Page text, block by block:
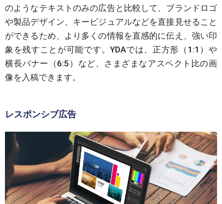
のようなテキストのみの広告と比較して、ブランドロゴ
や製品デザイン、キービジュアルなどを直接見せること
ができるため、より多くの情報を直感的に伝え、強い印
象を残すことが可能です。YDAでは、正方形（1:1）や
横長バナー（6:5）など、さまざまなアスペクト比の画
像を入稿できます。
レスポンシブ広告